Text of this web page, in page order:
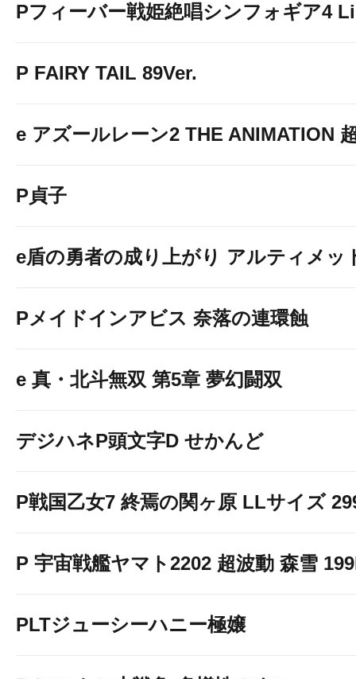
Pフィーバー戦姫絶唱シンフォギア4
P FAIRY TAIL 89Ver.
e アズールレーン2 THE ANIMATION
P貞子
e盾の勇者の成り上がり アルティメッ
Pメイドインアビス 奈落の連環蝕
e 真・北斗無双 第5章 夢幻闘双
デジハネP頭文字D せかんど
P戦国乙女7 終焉の関ヶ原 LLサイズ
P 宇宙戦艦ヤマト2202 超波動 森雪
PLTジューシーハニー極嬢